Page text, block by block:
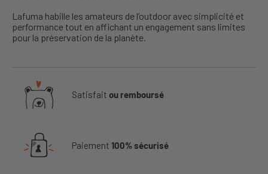
Lafuma habille les amateurs de l’outdoor avec simplicité et
performance tout en affichant un engagement sans limites
pour la préservation de la planète.
Satisfait ou remboursé
Paiement 100% sécurisé